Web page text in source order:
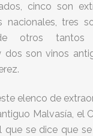
cinco son
nacionales, tres
otros tantos
dos son vinos
elenco de
Malvasía, el
que se dice que